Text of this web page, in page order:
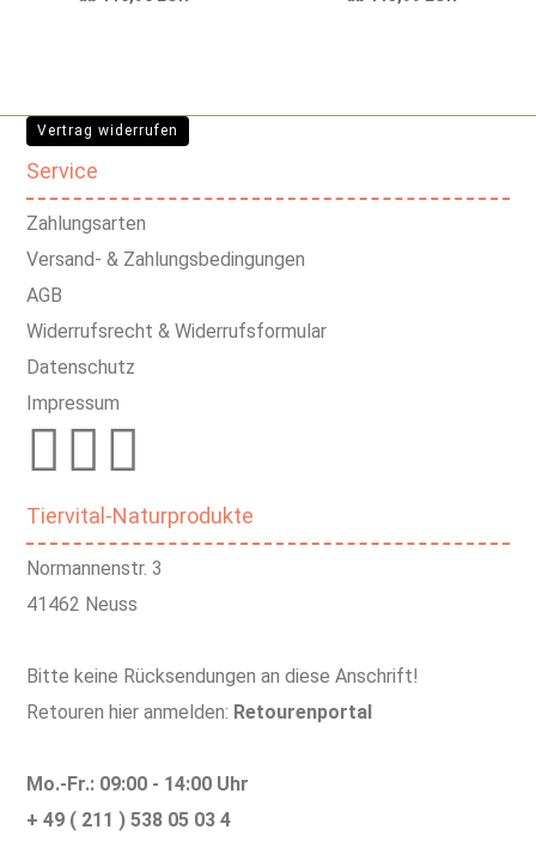
Vertrag widerrufen
Service
Zahlungsarten
Versand- & Zahlungsbedingungen
AGB
Widerrufsrecht & Widerrufsformular
Datenschutz
Impressum
Tiervital-Naturprodukte
Normannenstr. 3
41462 Neuss
Bitte keine Rücksendungen an diese Anschrift!
Retouren hier anmelden: Retourenportal
Mo.-Fr.: 09:00 - 14:00 Uhr
+ 49 ( 211 ) 538 05 03 4